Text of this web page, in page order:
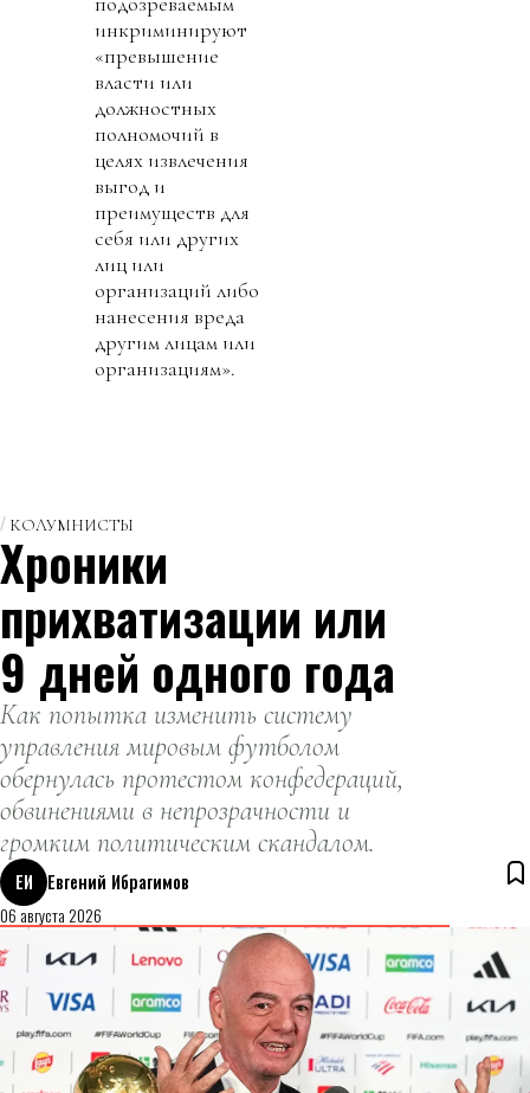
инкриминируют
«превышение
власти или
должностных
полномочий в
целях извлечения
выгод и
преимуществ для
себя или других
лиц или
организаций либо
нанесения вреда
другим лицам или
организациям».
КОЛУМНИСТЫ
Хроники
прихватизации или
9 дней одного года
Как попытка изменить систему
управления мировым футболом
обернулась протестом конфедераций,
обвинениями в непрозрачности и
громким политическим скандалом.
ЕИ
Евгений Ибрагимов
06 августа 2026